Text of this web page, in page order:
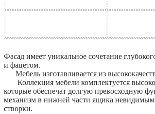
Фасад имеет уникальное сочетание
и фацетом.
Мебель изготавливается из
Коллекция мебели комплектуется
которые обеспечат долгую превосходную
механизм в нижней части ящика невидимым
створки.